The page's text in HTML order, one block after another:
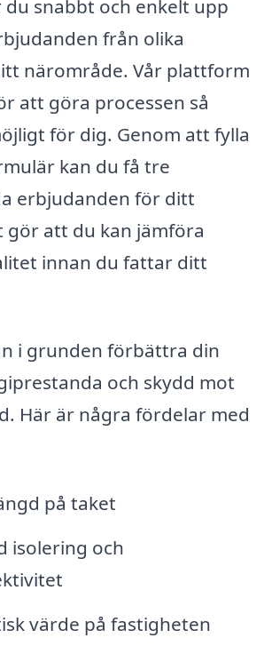
snabbt och enkelt upp
från olika
närområde. Vår plattform
att göra processen så
för dig. Genom att fylla
kan du få tre
erbjudanden för ditt
gör att du kan jämföra
innan du fattar ditt
i grunden förbättra din
och skydd mot
Här är några fördelar med
på taket
isolering och
värde på fastigheten